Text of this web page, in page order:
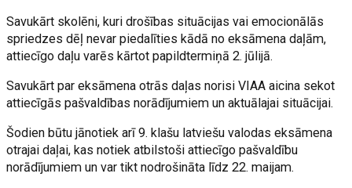
Savukārt skolēni, kuri drošības situācijas vai emocionālās
spriedzes dēļ nevar piedalīties kādā no eksāmena daļām,
attiecīgo daļu varēs kārtot papildtermiņā 2. jūlijā.
Savukārt par eksāmena otrās daļas norisi VIAA aicina sekot
attiecīgās pašvaldības norādījumiem un aktuālajai situācijai.
Šodien būtu jānotiek arī 9. klašu latviešu valodas eksāmena
otrajai daļai, kas notiek atbilstoši attiecīgo pašvaldību
norādījumiem un var tikt nodrošināta līdz 22. maijam.